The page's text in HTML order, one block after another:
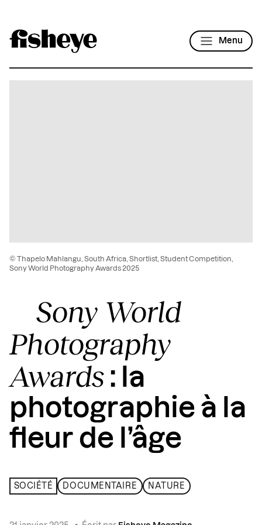
Menu
Sony World
Photography
Awards : la
photographie à la
fleur de l’âge
SOCIÉTÉ DOCUMENTAIRE NATURE
© Thapelo Mahlangu, South Africa, Shortlist, Student Competition,
Sony World Photography Awards 2025